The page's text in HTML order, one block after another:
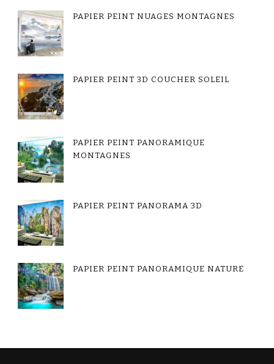
PAPIER PEINT NUAGES MONTAGNES
PAPIER PEINT 3D COUCHER SOLEIL
PAPIER PEINT PANORAMIQUE
MONTAGNES
PAPIER PEINT PANORAMA 3D
PAPIER PEINT PANORAMIQUE NATURE